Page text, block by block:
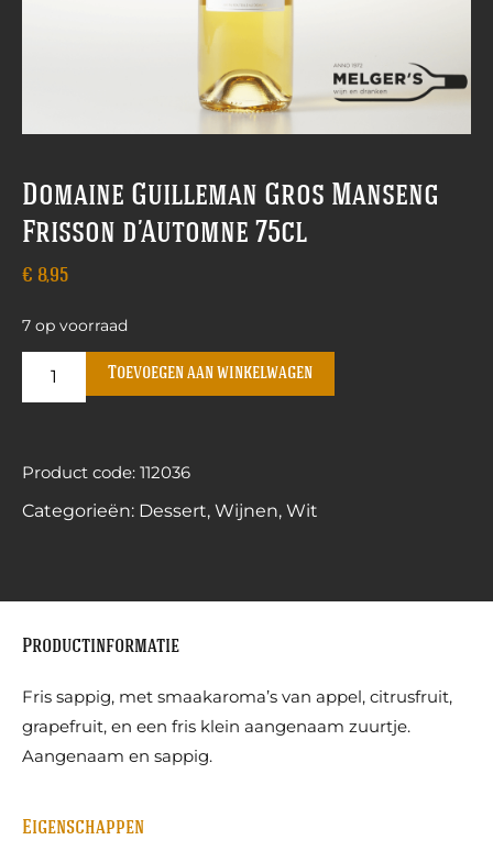
Domaine Guilleman Gros Manseng
Frisson d’Automne 75cl
€ 8,95
7 op voorraad
Toevoegen aan winkelwagen
Product code: 112036
Categorieën: Dessert, Wijnen, Wit
Productinformatie
Fris sappig, met smaakaroma’s van appel, citrusfruit,
grapefruit, en een fris klein aangenaam zuurtje.
Aangenaam en sappig.
Eigenschappen